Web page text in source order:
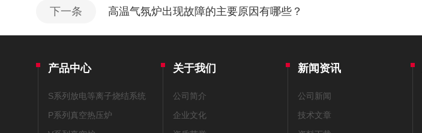
下一条 高温气氛炉出现故障的主要原因有哪些？
产品中心
S系列放电等离子烧结系统
P系列真空热压炉
关于我们
公司简介
企业文化
新闻资讯
公司新闻
技术文章